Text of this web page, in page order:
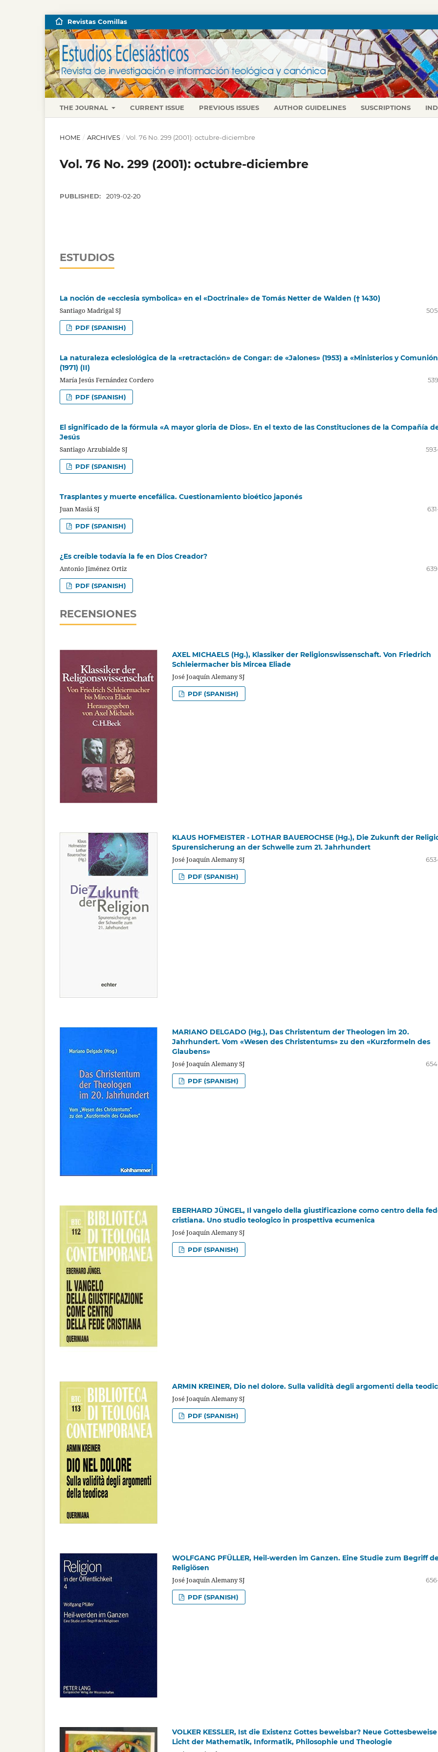
THE JOURNAL CURRENT ISSUE PREVIOUS ISSUES AUTHOR GUIDELINES SUSCRIPTIONS
Revistas Comillas
HOME / ARCHIVES / Vol. 76 No. 299 (2001): octubre-diciembre
Vol. 76 No. 299 (2001): octubre-diciembre
PUBLISHED: 2019-02-20
ESTUDIOS
La noción de «ecclesia symbolica» en el «Doctrinale» de Tomás Netter de Walden († 1430)
Santiago Madrigal SJ
PDF (SPANISH)
La naturaleza eclesiológica de la «retractación» de Congar: de «Jalones» (1953) a «Ministerios y
(1971) (II)
María Jesús Fernández Cordero
PDF (SPANISH)
El significado de la fórmula «A mayor gloria de Dios». En el texto de las Constituciones de la Compañía
Jesús
Santiago Arzubialde SJ
PDF (SPANISH)
Trasplantes y muerte encefálica. Cuestionamiento bioético japonés
Juan Masiá SJ
PDF (SPANISH)
¿Es creíble todavía la fe en Dios Creador?
Antonio Jiménez Ortiz
PDF (SPANISH)
RECENSIONES
AXEL MICHAELS (Hg.), Klassiker der Religionswissenschaft. Von Friedrich
Schleiermacher bis Mircea Eliade
José Joaquín Alemany SJ
PDF (SPANISH)
KLAUS HOFMEISTER - LOTHAR BAUEROCHSE (Hg.), Die Zukunft der
Spurensicherung an der Schwelle zum 21. Jahrhundert
José Joaquín Alemany SJ
PDF (SPANISH)
MARIANO DELGADO (Hg.), Das Christentum der Theologen im 20.
Jahrhundert. Vom «Wesen des Christentums» zu den «Kurzformeln des
Glaubens»
José Joaquín Alemany SJ
PDF (SPANISH)
EBERHARD JÜNGEL, Il vangelo della giustificazione como centro della
cristiana. Uno studio teologico in prospettiva ecumenica
José Joaquín Alemany SJ
PDF (SPANISH)
ARMIN KREINER, Dio nel dolore. Sulla validità degli argomenti della
José Joaquín Alemany SJ
PDF (SPANISH)
WOLFGANG PFÜLLER, Heil-werden im Ganzen. Eine Studie zum Begriff
Religiösen
José Joaquín Alemany SJ
PDF (SPANISH)
VOLKER KESSLER, Ist die Existenz Gottes beweisbar? Neue
Licht der Mathematik, Informatik, Philosophie und Theologie